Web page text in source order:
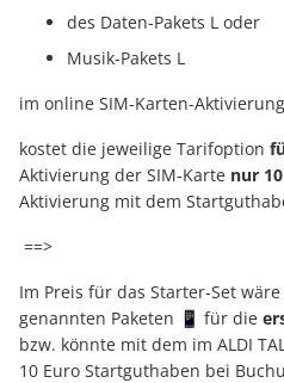
des Daten-Pakets L oder
Musik-Pakets L
im online SIM-Karten-
kostet die jeweilige Tarifoption
Aktivierung der SIM-Karte nur
Aktivierung mit dem
==>
Im Preis für das Starter-Set
genannten Paketen 📱 für die
bzw. könnte mit dem im ALDI
10 Euro Startguthaben bei